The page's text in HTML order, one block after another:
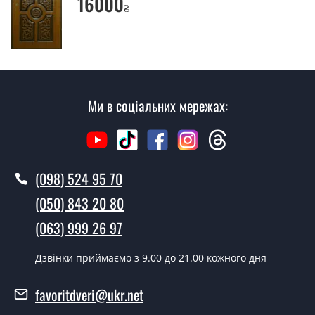
відвідуючи наш офіс.
Скільки коштує викликати замірника?
Так робимо. Монтаж вхідних дверей проводиться
згідно з чергою, у всі дні крім неділі.
Вартість встановлення дверей Экспозіт - від 1600 грн.
Як швидко можете встановити двері
наявності їх на складі, чи наступного дня.
₴
Ми в соціальних мережах:
(098) 524 95 70
(050) 843 20 80
(063) 999 26 97
Дзвінки приймаємо з 9.00 до 21.00 кожного дня
favoritdveri@ukr.net